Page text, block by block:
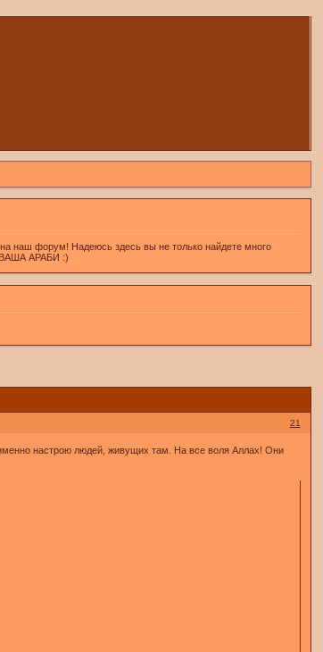
наш форум! Надеюсь здесь вы не только найдете много
ВАША АРАБИ :)
21
настрою людей, живущих там. На все воля Аллах! Они